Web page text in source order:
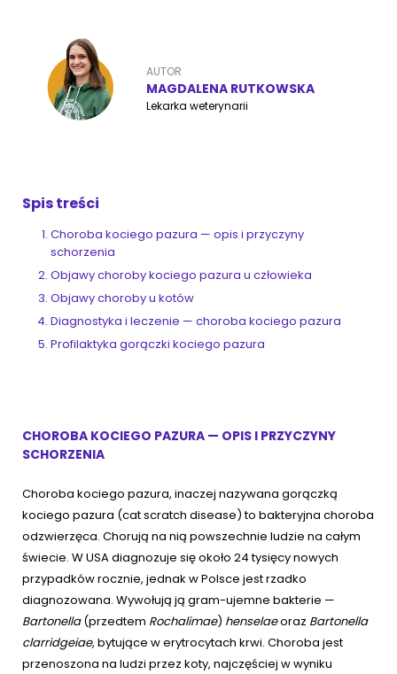
ZoociaLove News
AUTOR
MAGDALENA RUTKOWSKA
Lekarka weterynarii
Spis treści
Choroba kociego pazura — opis i przyczyny
schorzenia
Objawy choroby kociego pazura u człowieka
Objawy choroby u kotów
Diagnostyka i leczenie — choroba kociego pazura
Profilaktyka gorączki kociego pazura
CHOROBA KOCIEGO PAZURA — OPIS I PRZYCZYNY
SCHORZENIA
Choroba kociego pazura, inaczej nazywana gorączką
kociego pazura (cat scratch disease) to bakteryjna choroba
odzwierzęca. Chorują na nią powszechnie ludzie na całym
świecie. W USA diagnozuje się około 24 tysięcy nowych
przypadków rocznie, jednak w Polsce jest rzadko
diagnozowana. Wywołują ją gram-ujemne bakterie —
Bartonella(przedtem Rochalimae) henselaeoraz Bartonella
clarridgeiae, bytujące w erytrocytach krwi. Choroba jest
przenoszona na ludzi przez koty, najczęściej w wyniku